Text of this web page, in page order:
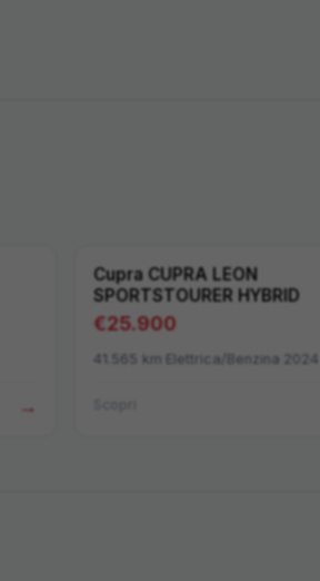
→
Cupra CUPRA LEON
SPORTSTOURER HYBRID
€25.900
41.565 km Elettrica/Benzina 2024